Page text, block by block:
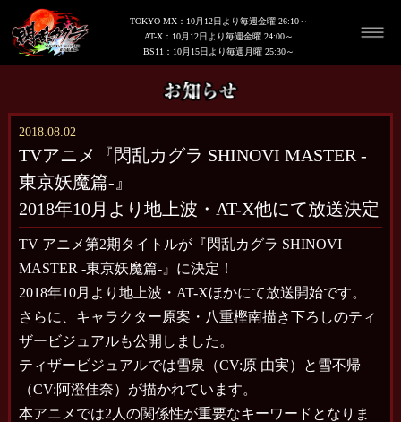
TOKYO MX：10月12日より毎週金曜 26:10～
AT-X：10月12日より毎週金曜 24:00～
BS11：10月15日より毎週月曜 25:30～
2018.08.02
TVアニメ『閃乱カグラ SHINOVI MASTER -
東京妖魔篇-』
2018年10月より地上波・AT-X他にて放送決定
TV アニメ第2期タイトルが『閃乱カグラ SHINOVI
MASTER -東京妖魔篇-』に決定！
2018年10月より地上波・AT-Xほかにて放送開始です。
さらに、キャラクター原案・八重樫南描き下ろしのティ
ザービジュアルも公開しました。
ティザービジュアルでは雪泉（CV:原 由実）と雪不帰
（CV:阿澄佳奈）が描かれています。
本アニメでは2人の関係性が重要なキーワードとなりま